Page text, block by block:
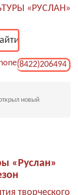
«РУСЛАН»
(8422)206494
новый
«Руслан»
творческого